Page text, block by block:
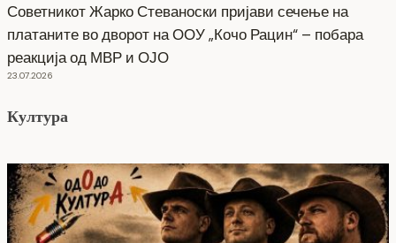
Советникот Жарко Стеваноски пријави сечење на
платаните во дворот на ООУ „Кочо Рацин“ – побара
реакција од МВР и ОЈО
23.07.2026
Култура